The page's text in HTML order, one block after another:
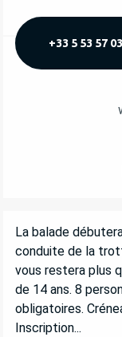
+33 5 53 57 03
La balade
conduite de la
vous restera plus
de 14 ans. 8
obligatoires.
Inscription...